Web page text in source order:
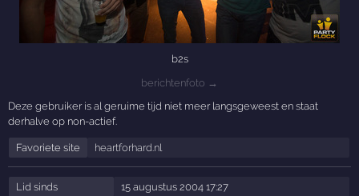
b2s
berichtenfoto →
Deze gebruiker is al geruime tijd niet meer langsgeweest en staat
derhalve op non-actief.
Favoriete site heartforhard.nl
Lid sinds
15 augustus 2004 17:27